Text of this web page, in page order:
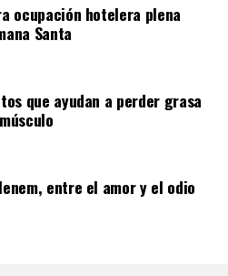
ocupación hotelera plena
Santa
que ayudan a perder grasa
entre el amor y el odio